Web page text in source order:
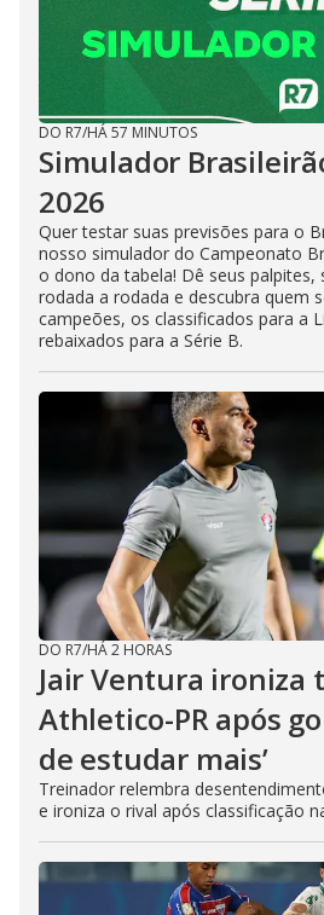
DO R7/HÁ 57 MINUTOS
Simulador
2026
Quer testar suas previsões para o
nosso simulador do Campeonato
o dono da tabela! Dê seus palpites,
rodada a rodada e descubra quem
campeões, os classificados para a
rebaixados para a Série B.
DO R7/HÁ 2 HORAS
Jair Ventura ironiza
Athletico-PR após
de estudar mais’
Treinador relembra
e ironiza o rival após classificação